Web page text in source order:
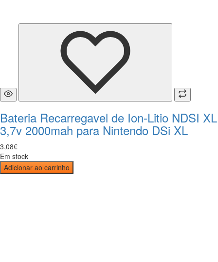
Bateria Recarregavel de Ion-Litio NDSI XL
3,7v 2000mah para Nintendo DSi XL
3,08€
Em stock
Adicionar ao carrinho